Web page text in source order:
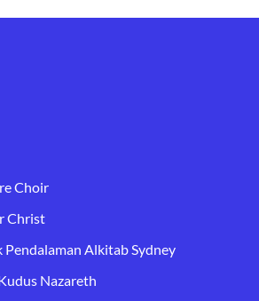
Choir
Christ
Pendalaman Alkitab Sydney
Nazareth